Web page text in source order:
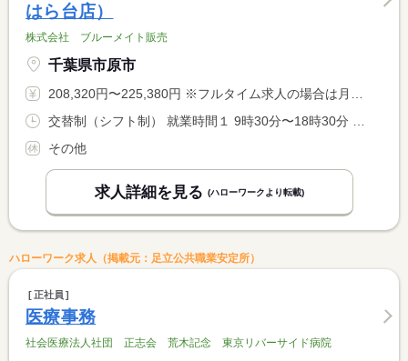
はら台店）
株式会社 ブルーメイト販売
千葉県市原市
208,320円〜225,380円 ※フルタイム求人の場合は月額（換算額）、パート求人の場合は時間額を表示しています。
その他
求人詳細を見る (ハローワークより転載)
ハローワーク求人（掲載元：足立公共職業安定所）
正社員
医療事務
社会医療法人社団 正志会 荒木記念 東京リバーサイド病院